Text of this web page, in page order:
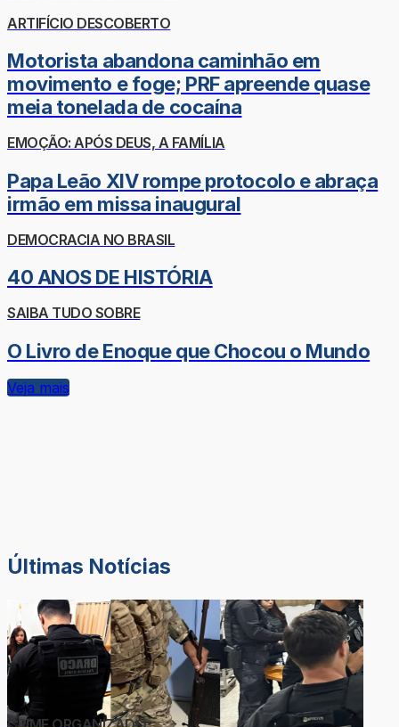
ARTIFÍCIO DESCOBERTO
Motorista abandona caminhão em
movimento e foge; PRF apreende quase
meia tonelada de cocaína
EMOÇÃO: APÓS DEUS, A FAMÍLIA
Papa Leão XIV rompe protocolo e abraça
irmão em missa inaugural
DEMOCRACIA NO BRASIL
40 ANOS DE HISTÓRIA
SAIBA TUDO SOBRE
O Livro de Enoque que Chocou o Mundo
Veja mais
Últimas Notícias